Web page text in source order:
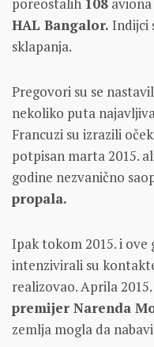
poreostalih 108 aviona
HAL Bangalor. Indijci
sklapanja.
Pregovori su se
nekoliko puta
Francuzi su izrazili
potpisan marta 2015.
godine nezvanično
propala.
Ipak tokom 2015. i
intenzivirali su
realizovao. Aprila
premijer Narenda
zemlja mogla da